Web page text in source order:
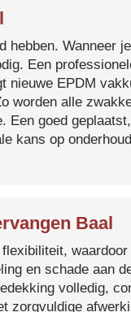
Wanneer
Een
nieuwe EPDM
worden alle
goed
kans op
Baal
en schade aan
volledig,
zorgvuldige